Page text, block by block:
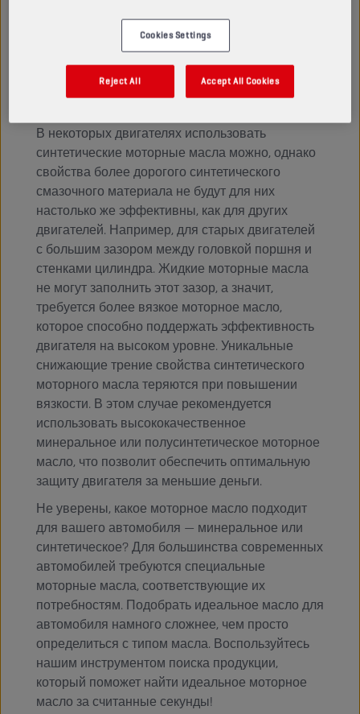
исключительно с минеральными маслами.
Синтетические моторные масла оказывают
воздействие на уплотнительные материалы,
используемые в таких автомобилях, делая их
В некоторых двигателях использовать
синтетические моторные масла можно, однако
свойства более дорогого синтетического
смазочного материала не будут для них
настолько же эффективны, как для других
двигателей. Например, для старых двигателей
с большим зазором между головкой поршня и
стенками цилиндра. Жидкие моторные масла
не могут заполнить этот зазор, а значит,
требуется более вязкое моторное масло,
которое способно поддержать эффективность
двигателя на высоком уровне. Уникальные
снижающие трение свойства синтетического
моторного масла теряются при повышении
вязкости. В этом случае рекомендуется
использовать высококачественное
минеральное или полусинтетическое моторное
масло, что позволит обеспечить оптимальную
защиту двигателя за меньшие деньги.
Не уверены, какое моторное масло подходит
для вашего автомобиля — минеральное или
синтетическое? Для большинства современных
автомобилей требуются специальные
моторные масла, соответствующие их
потребностям. Подобрать идеальное масло для
автомобиля намного сложнее, чем просто
определиться с типом масла. Воспользуйтесь
нашим инструментом поиска продукции,
который поможет найти идеальное моторное
масло за считанные секунды!
Cookies Settings
Reject All Accept All Cookies